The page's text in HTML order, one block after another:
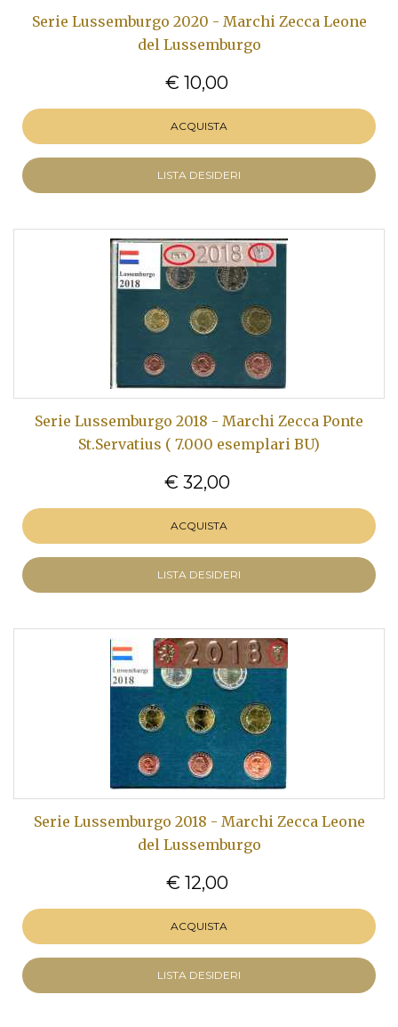
Serie Lussemburgo 2020 - Marchi Zecca Leone
del Lussemburgo
€ 10,00
ACQUISTA
LISTA DESIDERI
Serie Lussemburgo 2018 - Marchi Zecca Ponte
St.Servatius ( 7.000 esemplari BU)
€ 32,00
ACQUISTA
LISTA DESIDERI
Serie Lussemburgo 2018 - Marchi Zecca Leone
del Lussemburgo
€ 12,00
ACQUISTA
LISTA DESIDERI